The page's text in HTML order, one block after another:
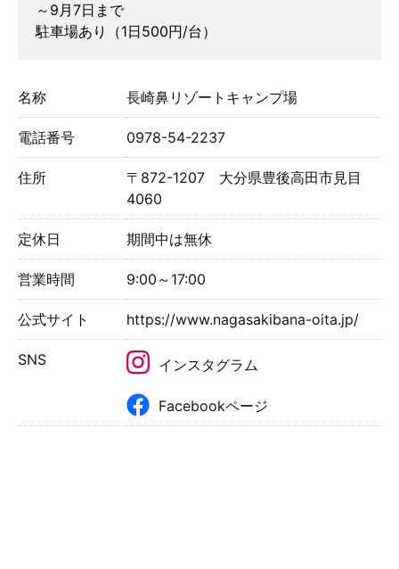
～9月7日まで
駐車場あり（1日500円/台）
名称 長崎鼻リゾートキャンプ場
電話番号 0978-54-2237
住所
〒872-1207 大分県豊後高田市見目
4060
定休日 期間中は無休
営業時間 9:00～17:00
公式サイト https://www.nagasakibana-oita.jp/
SNS インスタグラム
Facebookページ